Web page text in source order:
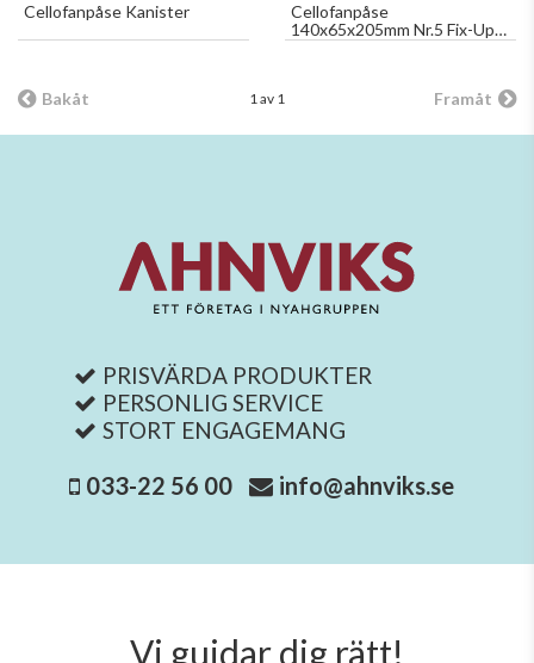
Cellofanpåse Kanister
Cellofanpåse
140x65x205mm Nr.5 Fix-Up
100st/fp
Bakåt 1 av 1 Framåt
PRISVÄRDA PRODUKTER
PERSONLIG SERVICE
STORT ENGAGEMANG
033-22 56 00 info@ahnviks.se
Vi guidar dig rätt!